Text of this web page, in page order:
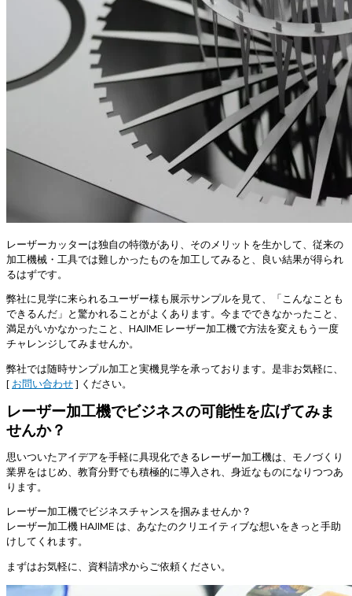
レーザーカッターは独自の特徴があり、そのメリットを生かして、従来の
加工機械・工具では難しかったものを加工してみると、良い結果が得られ
るはずです。
弊社に見学に来られるユーザー様も展示サンプルを見て、「こんなことも
できるんだ」と驚かれることがよくあります。今までできなかったこと、
満足がいかなかったこと、HAJIME レーザー加工機で方法を変えもう一度
チャレンジしてみませんか。
弊社では随時サンプル加工と実機見学を承っております。是非お気軽に、
[ お問い合わせ] ください。
レーザー加工機でビジネスの可能性を広げてみま
せんか？
思いついたアイデアを手軽に具現化できるレーザー加工機は、モノづくり
業界をはじめ、教育分野でも積極的に導入され、身近なものになりつつあ
ります。
レーザー加工機でビジネスチャンスを掴みませんか？
レーザー加工機 HAJIME は、あなたのクリエイティブな想いをきっと手助
けしてくれます。
まずはお気軽に、資料請求からご依頼ください。